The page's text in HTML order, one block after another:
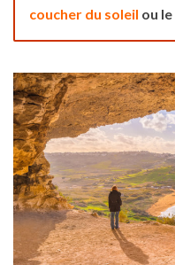
coucher du soleil ou le